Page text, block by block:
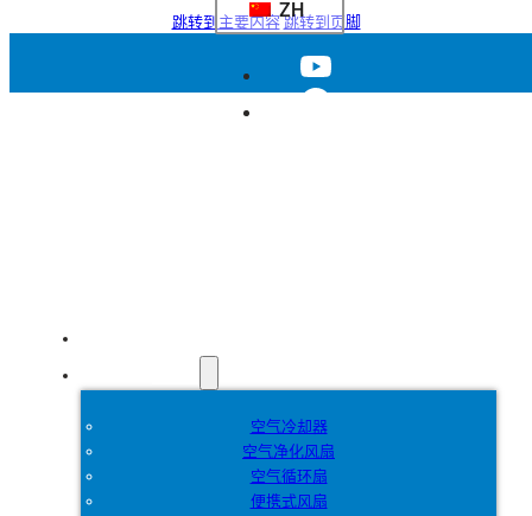
跳转到主要内容跳转到页脚
ZH
空气冷却器
空气净化风扇
空气循环扇
便携式风扇